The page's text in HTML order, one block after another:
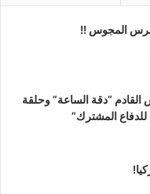
المجوس !!
القادم “دقة الساعة” وحلقة
للدفاع المشترك”